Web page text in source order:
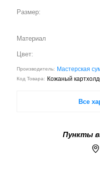
Размер:
Материал
Цвет:
Производитель: Мастерская
Код Товара: Кожаный
Все
Пункты